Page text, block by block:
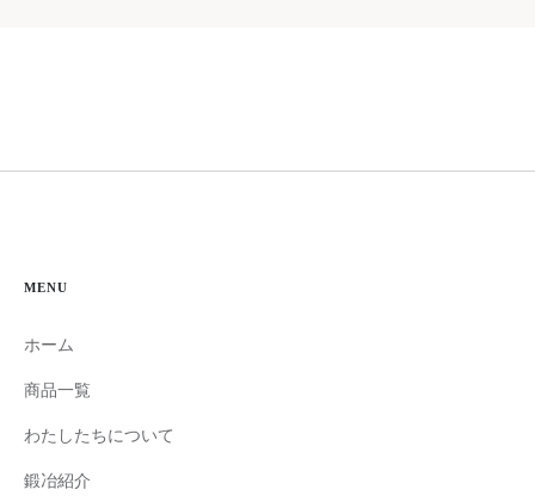
MENU
ホーム
商品一覧
わたしたちについて
鍛冶紹介